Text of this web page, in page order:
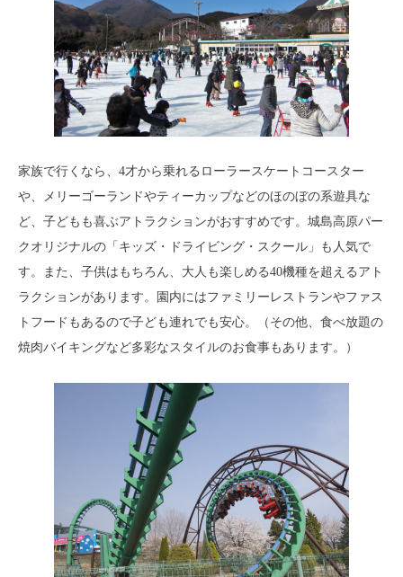
家族で行くなら、4才から乗れるローラースケートコースター
や、メリーゴーランドやティーカップなどのほのぼの系遊具な
ど、子どもも喜ぶアトラクションがおすすめです。城島高原パー
クオリジナルの「キッズ・ドライビング・スクール」も人気で
す。また、子供はもちろん、大人も楽しめる40機種を超えるアト
ラクションがあります。園内にはファミリーレストランやファス
トフードもあるので子ども連れでも安心。（その他、食べ放題の
焼肉バイキングなど多彩なスタイルのお食事もあります。）